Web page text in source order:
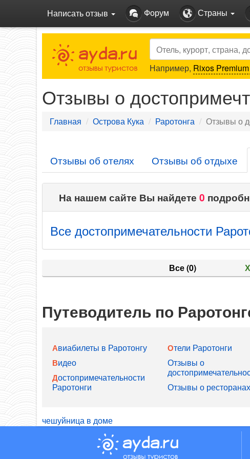
Написать отзыв Форум Страны
Search
Например, Rixos
Отзывы о
Главная Острова Кука Раротонга Отзывы о
Отзывы об отелях Отзывы об отдыхе
На нашем сайте Вы найдете 0
Все достопримечательности
Все(0)
Путеводитель по
Авиабилеты в Раротонгу
Видео
Достопримечательности
Раротонги
Отели Раротонги
Отзывы о
Отзывы о ресторанах
чешуйница в доме